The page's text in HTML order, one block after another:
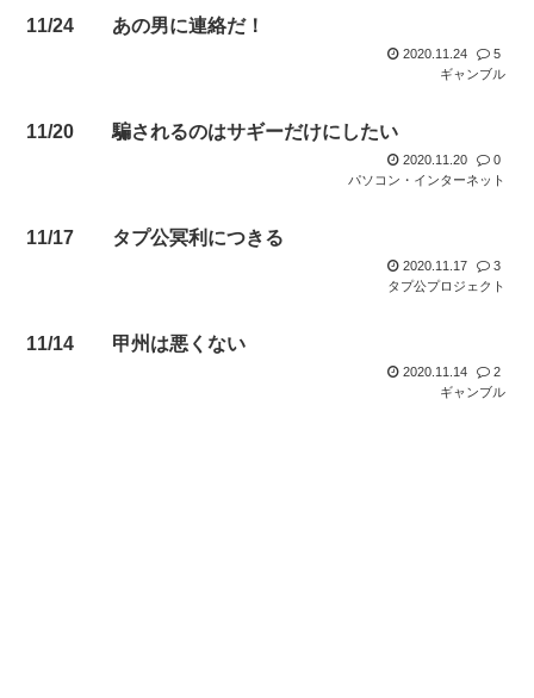
11/24 あの男に連絡だ！
2020.11.24
5
ギャンブル
11/20 騙されるのはサギーだけにしたい
2020.11.20
0
パソコン・インターネット
11/17 タプ公冥利につきる
2020.11.17
3
タプ公プロジェクト
11/14 甲州は悪くない
2020.11.14
2
ギャンブル